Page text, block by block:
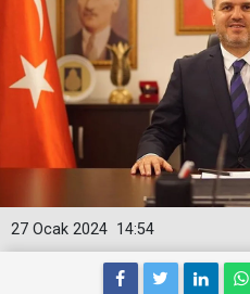
14:54
27 Ocak 2024